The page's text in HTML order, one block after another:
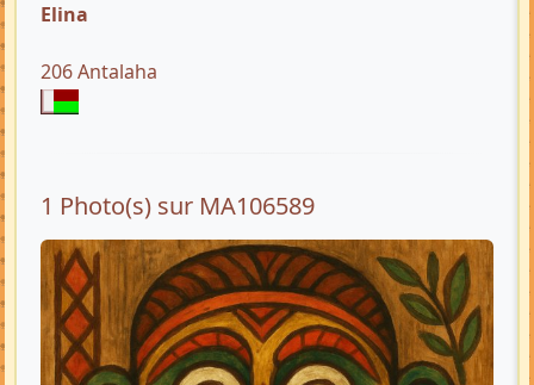
Elina
206 Antalaha
1 Photo(s) sur MA106589